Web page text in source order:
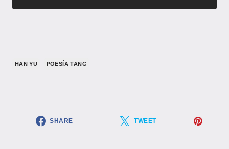
HAN YU POESÍA TANG
SHARE TWEET